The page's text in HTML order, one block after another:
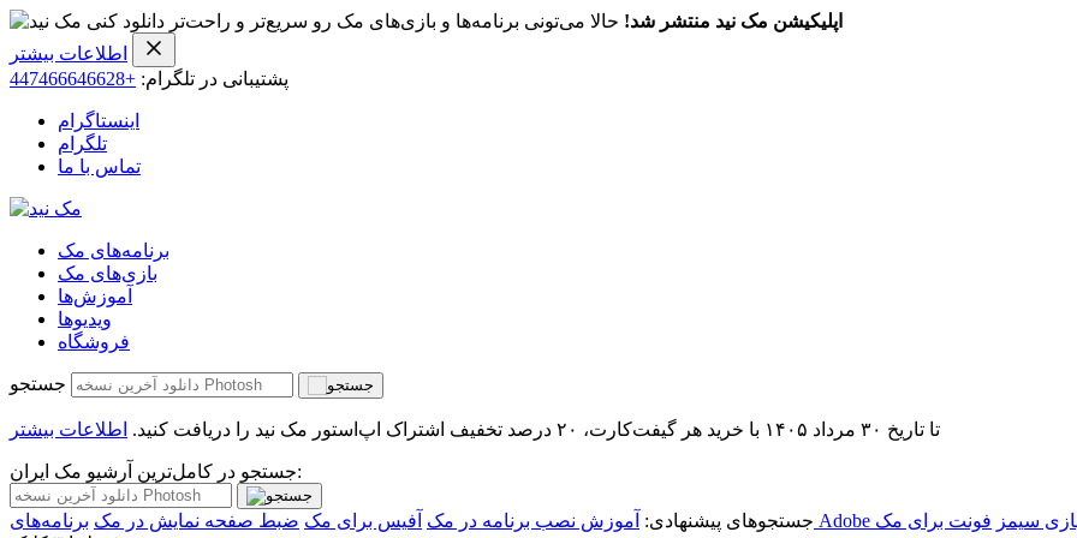
اپلیکیشن مک نید منتشر شد! حالا می‌تونی برنامه‌ها و بازی‌های مک رو سریع‌تر و راحت‌تر دانلود کنی
اطلاعات بیشتر
پشتیبانی در تلگرام: +447466646628
اینستاگرام
تلگرام
تماس با ما
برنامه‌های مک
بازی‌های مک
آموزش‌ها
ویدیو‌ها
فروشگاه
جستجو
تا تاریخ ۳۰ مرداد ۱۴۰۵ با خرید هر گیفت‌کارت، ۲۰ درصد تخفیف اشتراک اپ‌استور مک نید را دریافت کنید. اطلاعات بیشتر
جستجو در کامل‌ترین آرشیو مک ایران:
جستجوهای پیشنهادی: آموزش نصب برنامه در مک آفیس برای مک ضبط صفحه نمایش در مک سیمز فونت برای مک